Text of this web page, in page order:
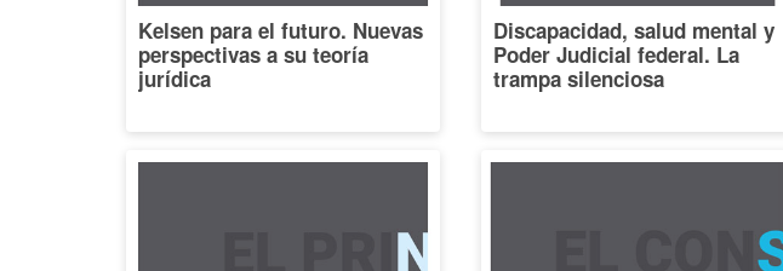
Kelsen para el futuro. Nuevas
perspectivas a su teoría
jurídica
Discapacidad, salud mental y
Poder Judicial federal. La
trampa silenciosa